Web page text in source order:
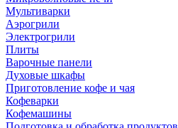
Мультиварки
Аэрогрили
Электрогрили
Плиты
Варочные панели
Духовые шкафы
Приготовление кофе и чая
Кофеварки
Кофемашины